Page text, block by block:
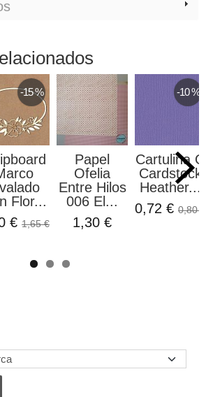
-15 %
Flor...
€ 1,65 €
Papel
Ofelia
Entre Hilos
006 El...
1,30 €
-10 %
Cartulina O
Cardstock
Heather...
0,72 € 0,80 €